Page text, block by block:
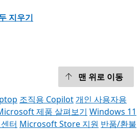
지우기
맨 위로 이동
조직용 Copilot개인 사용자용
제품 살펴보기 Windows 11
터 Microsoft Store 지원 반품/환불